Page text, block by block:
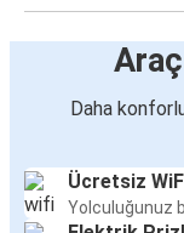
Daha
Ücretsiz
Yolculuğunuz